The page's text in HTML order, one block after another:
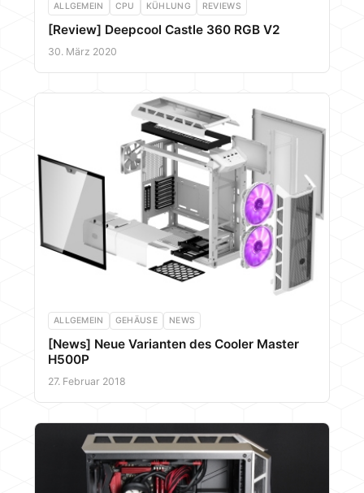
ALLGEMEIN CPU KÜHLUNG REVIEWS
[Review] Deepcool Castle 360 RGB V2
30. März 2020
ALLGEMEIN GEHÄUSE NEWS
[News] Neue Varianten des Cooler Master
H500P
27. Februar 2018